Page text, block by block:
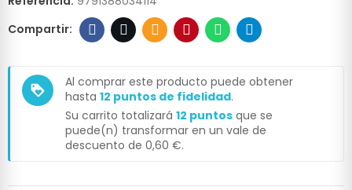
loyalty
Al comprar este producto puede obtener
hasta 12 puntos de fidelidad.
Su carrito totalizará 12 puntos que se
puede(n) transformar en un vale de
descuento de 0,60 €.